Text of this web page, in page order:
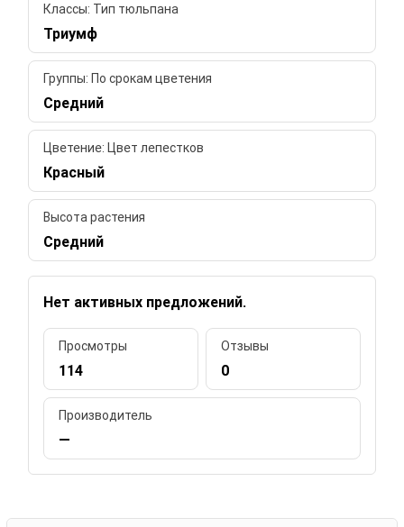
Классы: Тип тюльпана
Триумф
Группы: По срокам цветения
Средний
Цветение: Цвет лепестков
Красный
Высота растения
Средний
Нет активных предложений.
Просмотры
114
Отзывы
0
Производитель
—